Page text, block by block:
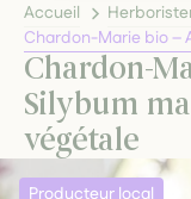
Accueil
Chardon-Marie bio –
Chardon-
Silybum
végétale